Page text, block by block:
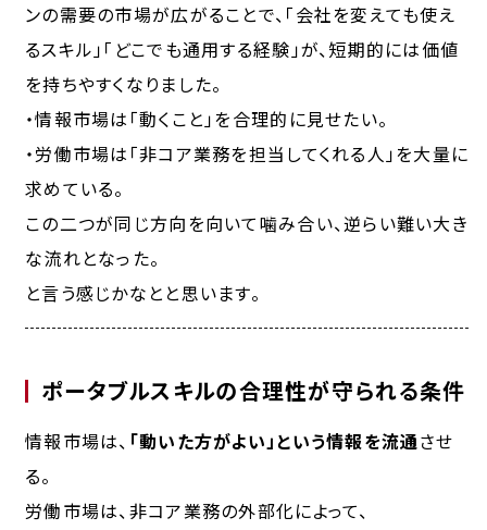
ンの需要の市場が広がることで、「会社を変えても使え
るスキル」「どこでも通用する経験」が、短期的には価値
を持ちやすくなりました。
・情報市場は「動くこと」を合理的に見せたい。
・労働市場は「非コア業務を担当してくれる人」を大量に
求めている。
この二つが同じ方向を向いて噛み合い、逆らい難い大き
な流れとなった。
と言う感じかなとと思います。
ポータブルスキルの合理性が守られる条件
情報市場は、 「動いた方がよい」という情報を流通させ
る。
労働市場は、非コア業務の外部化によって、